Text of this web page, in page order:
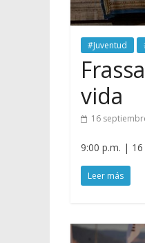
#Juventud
vida
16
9:00 p.m. | 16
Leer más